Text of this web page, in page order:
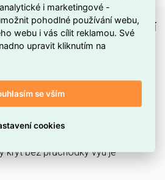
bez průchodky vyústění
průchodky vyú najdete v
a vidlice, Průmyslové
spínače, zásuvky a příslušenství,
kód dodavatele
kryt bez průchodky
nabízíme od 1 ks. Kód
kryt bez průchodky vyú je
i marketingové -
pohodlné používání webu,
webu i vás cílit reklamou. Své
upravit kliknutím na
se vším
cookies